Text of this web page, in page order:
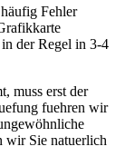
Fehler
der Regel in 3-4
muss erst der
fuehren wir
wir Sie natuerlich